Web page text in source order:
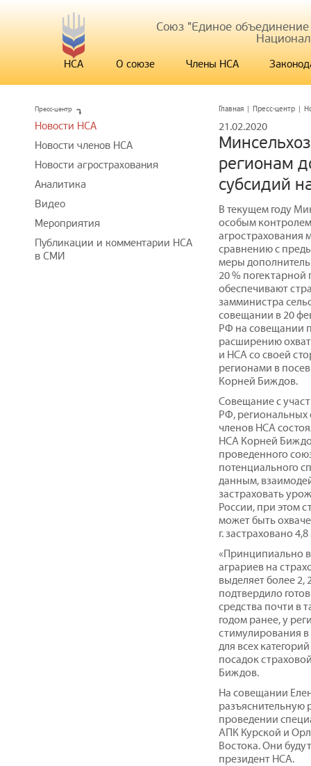
Союз "Единое
НСА О союзе Члены НСА
Главная | Пресс-центр |
21.02.2020
регионам
субсидий
В текущем году
особым
агрострахования
сравнению с
меры
20 %
обеспечивают
замминистра
совещании в 20
РФ на совещании
расширению
и НСА со своей
регионами в
Корней Биждов.
Совещание с
РФ,
членов НСА
НСА Корней
проведенного
потенциального
данным,
застраховать
России, при этом
может быть
г. застраховано
«Принципиально
аграриев на
выделяет более 2,
подтвердило
средства почти в
годом ранее, у
стимулирования
для всех
посадок
Биждов.
На совещании
разъяснительную
проведении
АПК Курской и
Востока. Они
президент НСА.
Пресс-центр
Новости НСА
Новости членов НСА
Новости агрострахования
Аналитика
Видео
Мероприятия
Публикации и комментарии НСА
в СМИ